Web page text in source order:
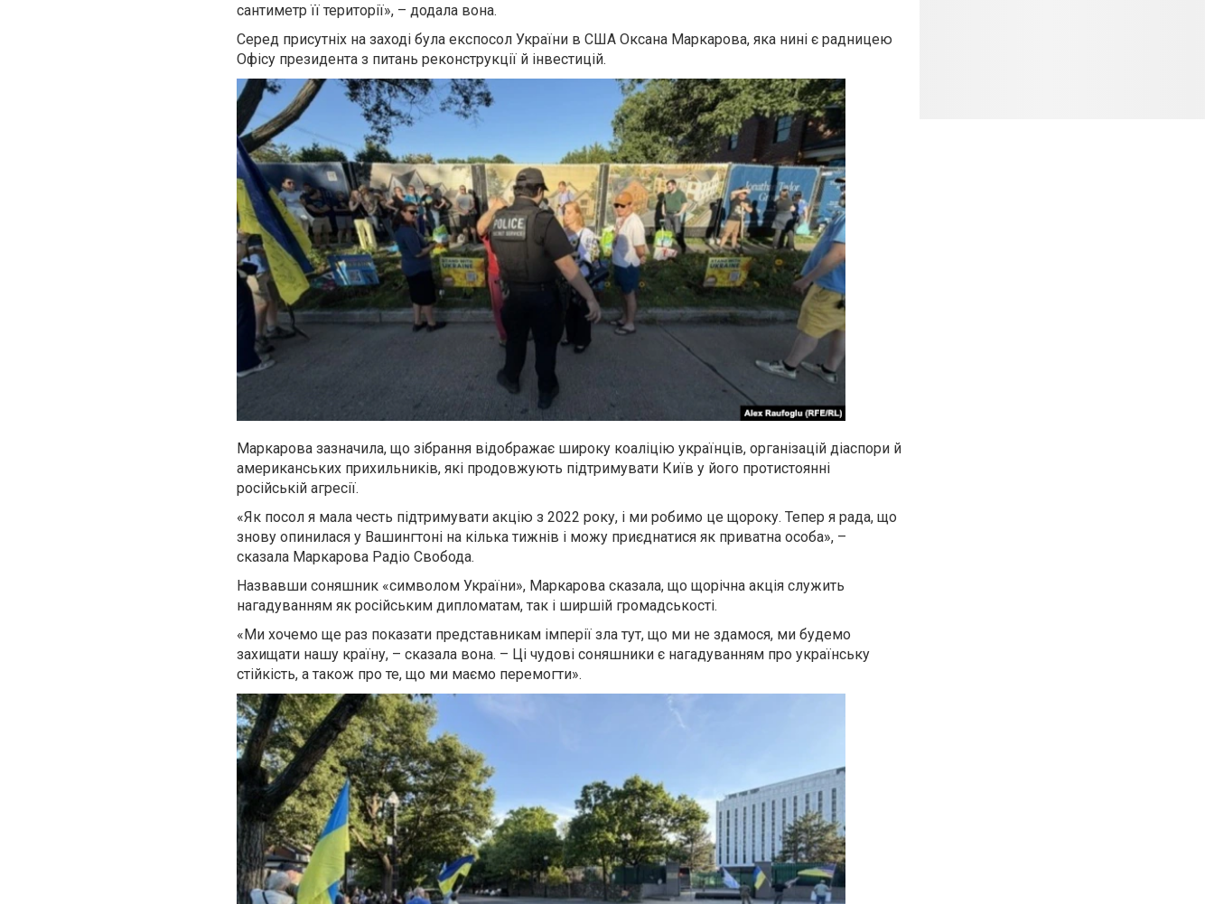
сантиметр її території», – додала вона.
Серед присутніх на заході була експосол України в США Оксана Маркарова, яка нині є радницею
Офісу президента з питань реконструкції й інвестицій.
Маркарова зазначила, що зібрання відображає широку коаліцію українців, організацій діаспори й
американських прихильників, які продовжують підтримувати Київ у його протистоянні
російській агресії.
«Як посол я мала честь підтримувати акцію з 2022 року, і ми робимо це щороку. Тепер я рада, що
знову опинилася у Вашингтоні на кілька тижнів і можу приєднатися як приватна особа», –
сказала Маркарова Радіо Свобода.
Назвавши соняшник «символом України», Маркарова сказала, що щорічна акція служить
нагадуванням як російським дипломатам, так і ширшій громадськості.
«Ми хочемо ще раз показати представникам імперії зла тут, що ми не здамося, ми будемо
захищати нашу країну, – сказала вона. – Ці чудові соняшники є нагадуванням про українську
стійкість, а також про те, що ми маємо перемогти».